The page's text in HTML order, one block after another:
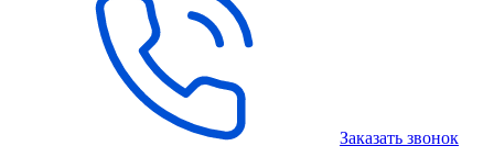
Заказать звонок